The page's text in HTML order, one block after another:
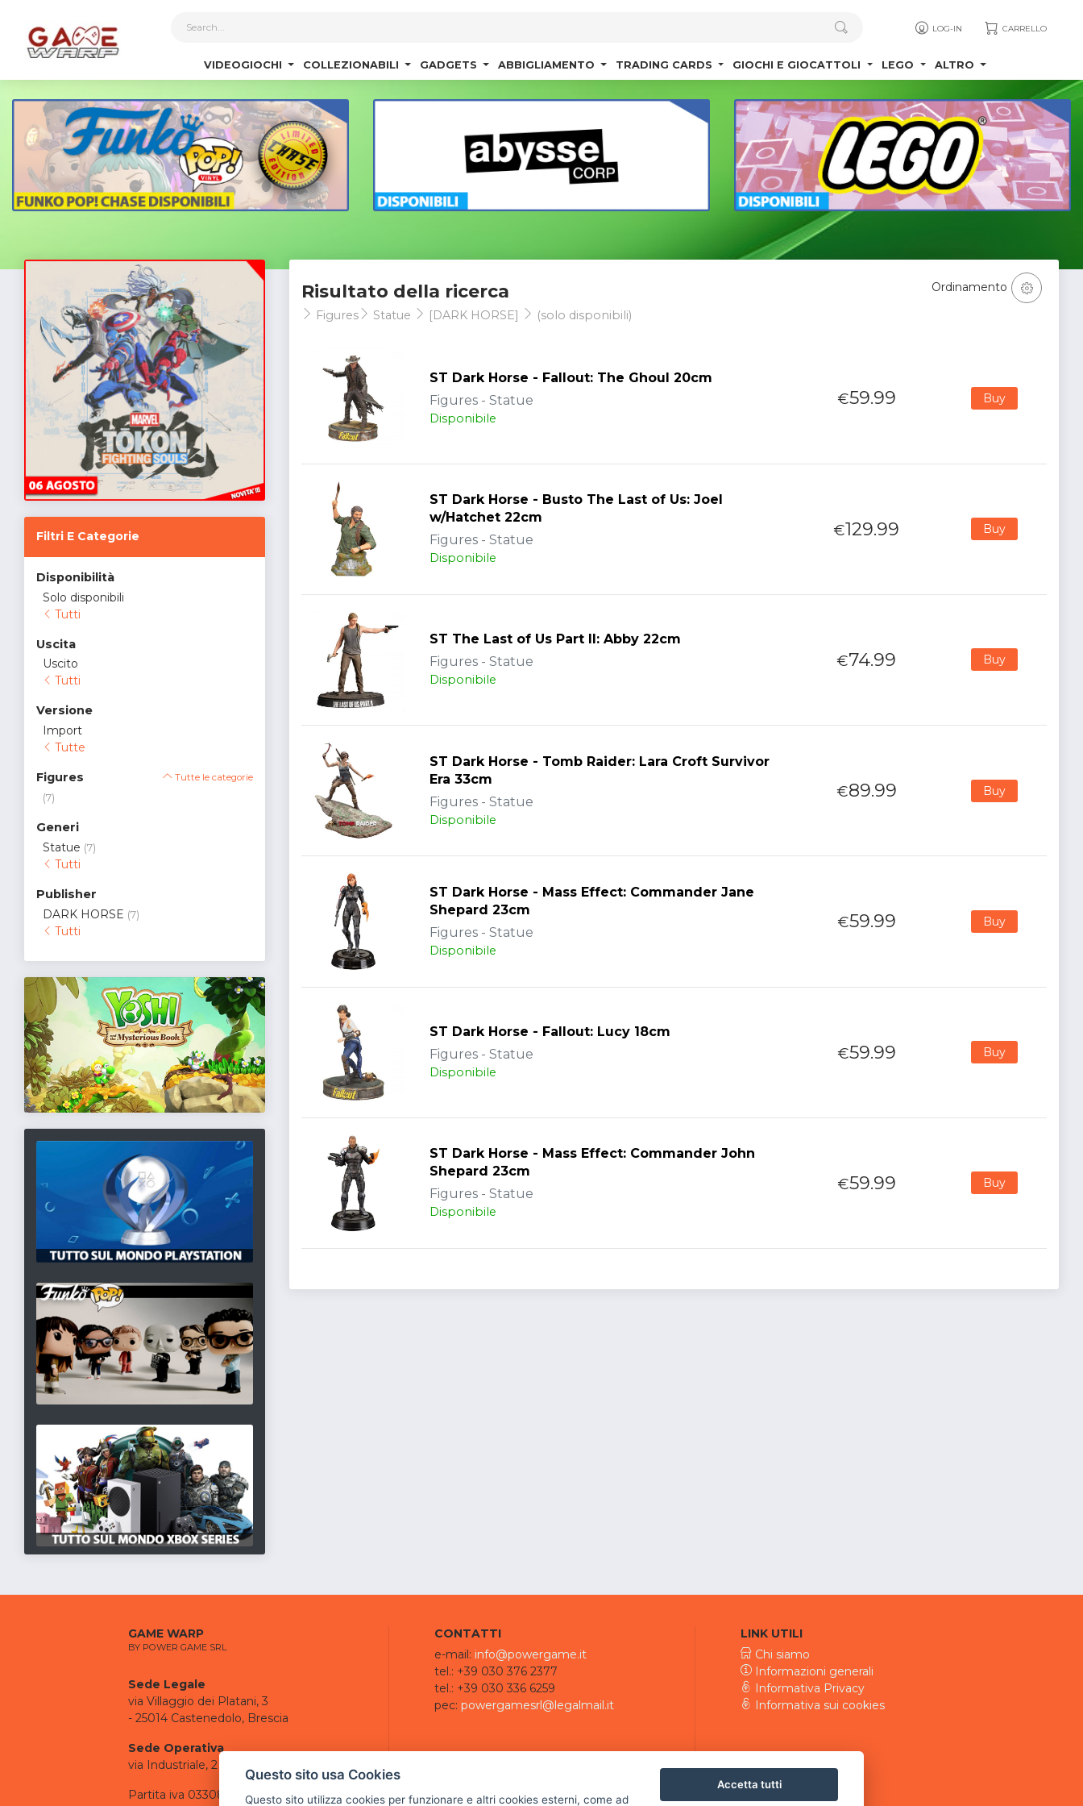
LOG-IN CARRELLO
VIDEOGIOCHI COLLEZIONABILI GADGETS ABBIGLIAMENTO TRADING CARDS GIOCHI E GIOCATTOLI LEGO ALTRO
Filtri E Categorie
Disponibilità
Solo disponibili
Tutti
Uscita
Uscito
Tutti
Versione
Import
Tutte
Figures Tutte le categorie
(7)
Generi
Statue (7)
Tutti
Publisher
DARK HORSE (7)
Tutti
Risultato della ricerca
Figures Statue [DARK HORSE] (solo disponibili)
Ordinamento
ST Dark Horse - Fallout: The Ghoul 20cm
Figures - Statue
Disponibile
€59.99 Buy
ST Dark Horse - Busto The Last of Us: Joel
w/Hatchet 22cm
Figures - Statue
Disponibile
€129.99 Buy
ST The Last of Us Part II: Abby 22cm
Figures - Statue
Disponibile
€74.99 Buy
ST Dark Horse - Tomb Raider: Lara Croft Survivor
Era 33cm
Figures - Statue
Disponibile
€89.99 Buy
ST Dark Horse - Mass Effect: Commander Jane
Shepard 23cm
Figures - Statue
Disponibile
€59.99 Buy
ST Dark Horse - Fallout: Lucy 18cm
Figures - Statue
Disponibile
€59.99 Buy
ST Dark Horse - Mass Effect: Commander John
Shepard 23cm
Figures - Statue
Disponibile
€59.99 Buy
GAME WARP
BY POWER GAME SRL
Sede Legale
via Villaggio dei Platani, 3
- 25014 Castenedolo, Brescia
Sede Operativa
via Industriale, 2 - 25082 Botticino, BS
Partita iva 03308130982
CONTATTI
e-mail: info@powergame.it
tel.: +39 030 376 2377
tel.: +39 030 336 6259
pec: powergamesrl@legalmail.it
LINK UTILI
Chi siamo
Informazioni generali
Informativa Privacy
Informativa sui cookies
Questo sito usa Cookies
Questo sito utilizza cookies per funzionare e altri cookies esterni, come ad
Accetta tutti